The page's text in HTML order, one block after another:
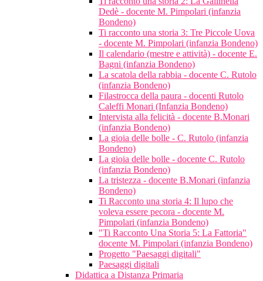
Dedè - docente M. Pimpolari (infanzia
Bondeno)
Ti racconto una storia 3: Tre Piccole Uova
- docente M. Pimpolari (infanzia Bondeno)
Il calendario (mestre e attività) - docente E.
Bagni (infanzia Bondeno)
La scatola della rabbia - docente C. Rutolo
(infanzia Bondeno)
Filastrocca della paura - docenti Rutolo
Caleffi Monari (Infanzia Bondeno)
Intervista alla felicità - docente B.Monari
(infanzia Bondeno)
La gioia delle bolle - C. Rutolo (infanzia
Bondeno)
La gioia delle bolle - docente C. Rutolo
(infanzia Bondeno)
La tristezza - docente B.Monari (infanzia
Bondeno)
Ti Racconto una storia 4: Il lupo che
voleva essere pecora - docente M.
Pimpolari (infanzia Bondeno)
"Ti Racconto Una Storia 5: La Fattoria"
docente M. Pimpolari (infanzia Bondeno)
Progetto "Paesaggi digitali"
Paesaggi digitali
Didattica a Distanza Primaria